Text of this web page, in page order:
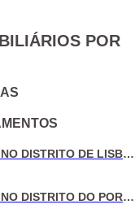
POR
VENDA DE MORADIAS NO DISTRITO DE LISBOA
VENDA DE MORADIAS NO DISTRITO DO PORTO